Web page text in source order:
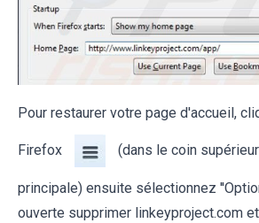
Pour restaurer votre page d'accueil,
Firefox (dans le coin
principale) ensuite sélectionnez
ouverte supprimer linkeyproject.com